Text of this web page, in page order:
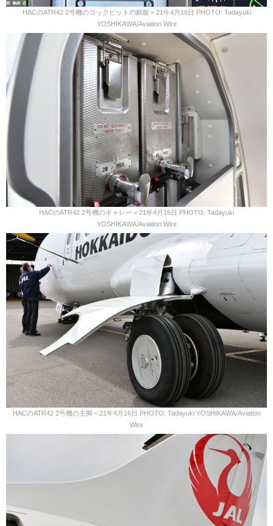
HACのATR42 2号機のコックピットの銘板＝21年4月16日 PHOTO: Tadayuki
YOSHIKAWA/Aviation Wire
HACのATR42 2号機のギャレー＝21年4月16日 PHOTO: Tadayuki
YOSHIKAWA/Aviation Wire
HACのATR42 2号機の主脚＝21年4月16日 PHOTO: Tadayuki YOSHIKAWA/Aviation
Wire